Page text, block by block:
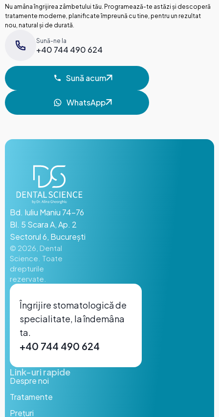
Nu amâna îngrijirea zâmbetului tău. Programează-te astăzi și descoperă
tratamente moderne, planificate împreună cu tine, pentru un rezultat
nou, natural și de durată.
Sună-ne la
+40 744 490 624
Sună acum
WhatsApp
WhatsApp
Bd. Iuliu Maniu 74-76
Bl. 5 Scara A, Ap. 2
Sectorul 6, București
© 2026 , Dental
Science. Toate
drepturile
rezervate.
Îngrijire stomatologică de
specialitate, la îndemâna
ta.
+40 744 490 624
Link-uri rapide
Despre noi
Tratamente
Prețuri